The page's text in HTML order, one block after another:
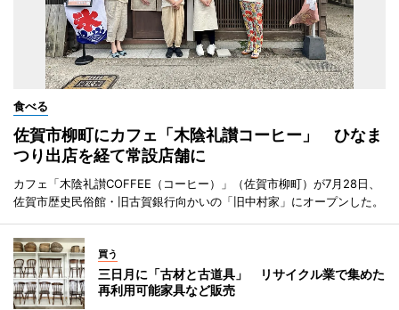
食べる
佐賀市柳町にカフェ「木陰礼讃コーヒー」 ひなま
つり出店を経て常設店舗に
カフェ「木陰礼讃COFFEE（コーヒー）」（佐賀市柳町）が7月28日、
佐賀市歴史民俗館・旧古賀銀行向かいの「旧中村家」にオープンした。
買う
三日月に「古材と古道具」 リサイクル業で集めた
再利用可能家具など販売